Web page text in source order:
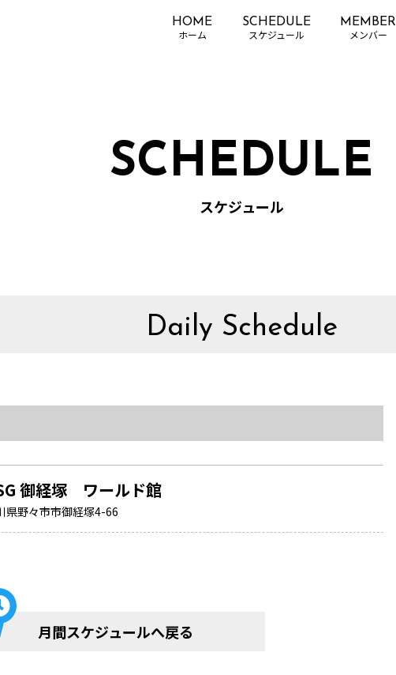
HOME SCHEDULE MEMBER
SCHEDULE
スケジュール
Daily Schedule
御経塚 ワールド館
県野々市市御経塚4-66
月間スケジュールへ戻る